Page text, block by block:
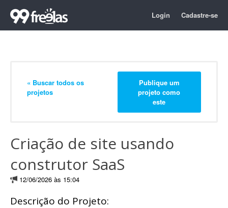
Login Cadastre-se
« Buscar todos os
projetos
Publique um
projeto como
este
Criação de site usando
construtor SaaS
12/06/2026 às 15:04
Descrição do Projeto: